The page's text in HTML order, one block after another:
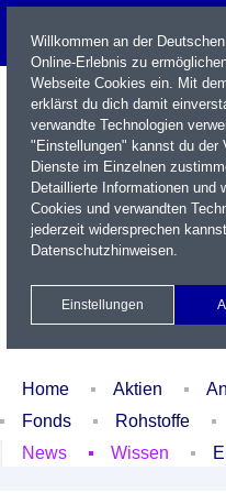
Name / WKN / ISIN / Kürzel
Xetra Realtime
Watchlist
Home Aktien
Fonds
Rohstoffe
News
Wissen
Willkommen an der
Online-Erlebnis zu
Webseite Cookies ein. Mit
erklärst du dich damit
verwandte Technologien
"Einstellungen" kannst du der
Dienste im Einzelnen
Detaillierte Informationen und
Cookies und verwandten
jederzeit widersprechen
Datenschutzhinweisen.
Einstellungen